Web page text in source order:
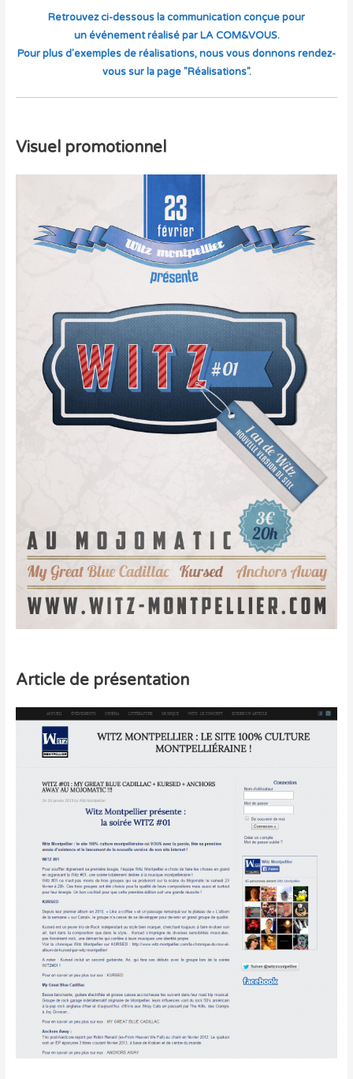
Retrouvez ci-dessous la communication conçue pour
un événement réalisé par LA COM&VOUS.
Pour plus d'exemples de réalisations, nous vous donnons rendez-
vous sur la page "Réalisations".
Visuel promotionnel
Article de présentation